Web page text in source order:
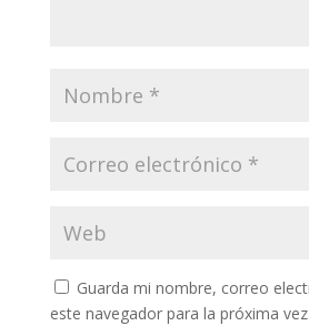
Guarda mi nombre, correo
este navegador para la próxima